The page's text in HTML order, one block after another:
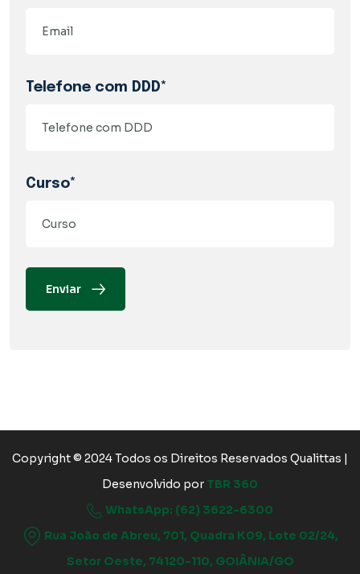
Telefone com DDD*
Curso*
Enviar
Copyright © 2024 Todos os Direitos Reservados Qualittas |
Desenvolvido por TBR 360
WhatsApp: (62) 3622-6300
Rua João de Abreu, 701, Quadra K09, Lote 02/24,
Setor Oeste, 74120-110, GOIÂNIA/GO